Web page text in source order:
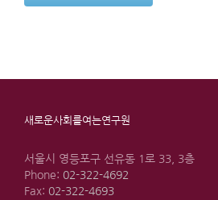
새로운사회를여는연구원
서울시 영등포구 선유동 1로 33, 3층
Phone: 02-322-4692
Fax: 02-322-4693